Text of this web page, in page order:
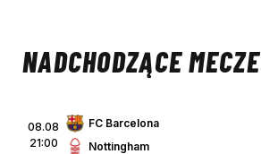
NADCHODZĄCE MECZE
08.08
21:00
FC Barcelona
Nottingham